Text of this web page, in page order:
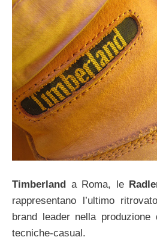
Timberland a Roma, le
rappresentano l’ultimo
brand leader nella
tecniche-casual.